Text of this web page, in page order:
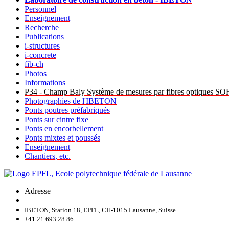
Personnel
Enseignement
Recherche
Publications
i-structures
i-concrete
fib-ch
Photos
Informations
P34 - Champ Baly Système de mesures par fibres optiques
Photographies de l'IBETON
Ponts poutres préfabriqués
Ponts sur cintre fixe
Ponts en encorbellement
Ponts mixtes et poussés
Enseignement
Chantiers, etc.
Adresse
IBETON, Station 18, EPFL, CH-1015 Lausanne, Suisse
+41 21 693 28 86